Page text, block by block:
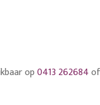
op0413 262684